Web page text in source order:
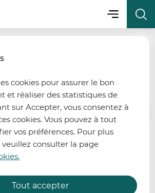
cookies pour assurer le bon
et réaliser des statistiques de
sur Accepter, vous consentez à
cookies. Vous pouvez à tout
vos préférences. Pour plus
consulter la page
Tout accepter
principal
Consulter
le plan
du site
ressource en eau
la ressource en eau, 6 bassins
du Nord et du Pas-de-Calais
Pévèle
Menu
12 Avril 2024
procès-verbal et
des délibérations de la
avril 2024.